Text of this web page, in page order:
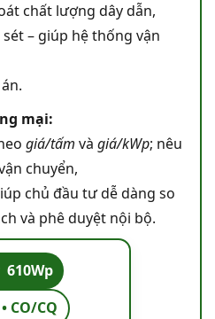
chất lượng dây dẫn,
– giúp hệ thống vận
mại:
giá/tấm và giá/kWp; nêu
chuyển,
chủ đầu tư dễ dàng so
và phê duyệt nội bộ.
610Wp
CO/CQ